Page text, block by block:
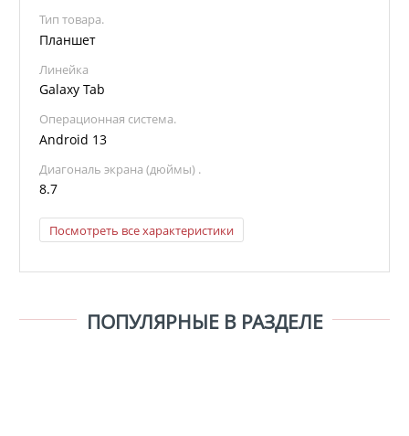
Тип товара.
Планшет
Линейка
Galaxy Tab
Операционная система.
Android 13
Диагональ экрана (дюймы) .
8.7
Посмотреть все характеристики
ПОПУЛЯРНЫЕ В РАЗДЕЛЕ